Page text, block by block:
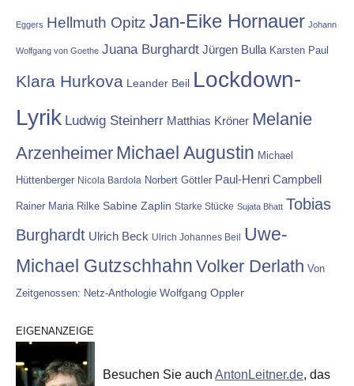
Eggers Hellmuth Opitz Jan-Eike Hornauer Johann
Wolfgang von Goethe Juana Burghardt Jürgen Bulla Karsten Paul
Klara Hurkova Leander Beil Lockdown-
Lyrik Ludwig Steinherr Matthias Kröner Melanie
Arzenheimer Michael Augustin Michael
Hüttenberger Nicola Bardola Norbert Göttler Paul-Henri Campbell
Rainer Maria Rilke Sabine Zaplin Starke Stücke Sujata Bhatt Tobias
Burghardt Ulrich Beck Ulrich Johannes Beil Uwe-
Michael Gutzschhahn Volker Derlath Von
Zeitgenossen: Netz-Anthologie Wolfgang Oppler
EIGENANZEIGE
Besuchen Sie auch AntonLeitner.de, das